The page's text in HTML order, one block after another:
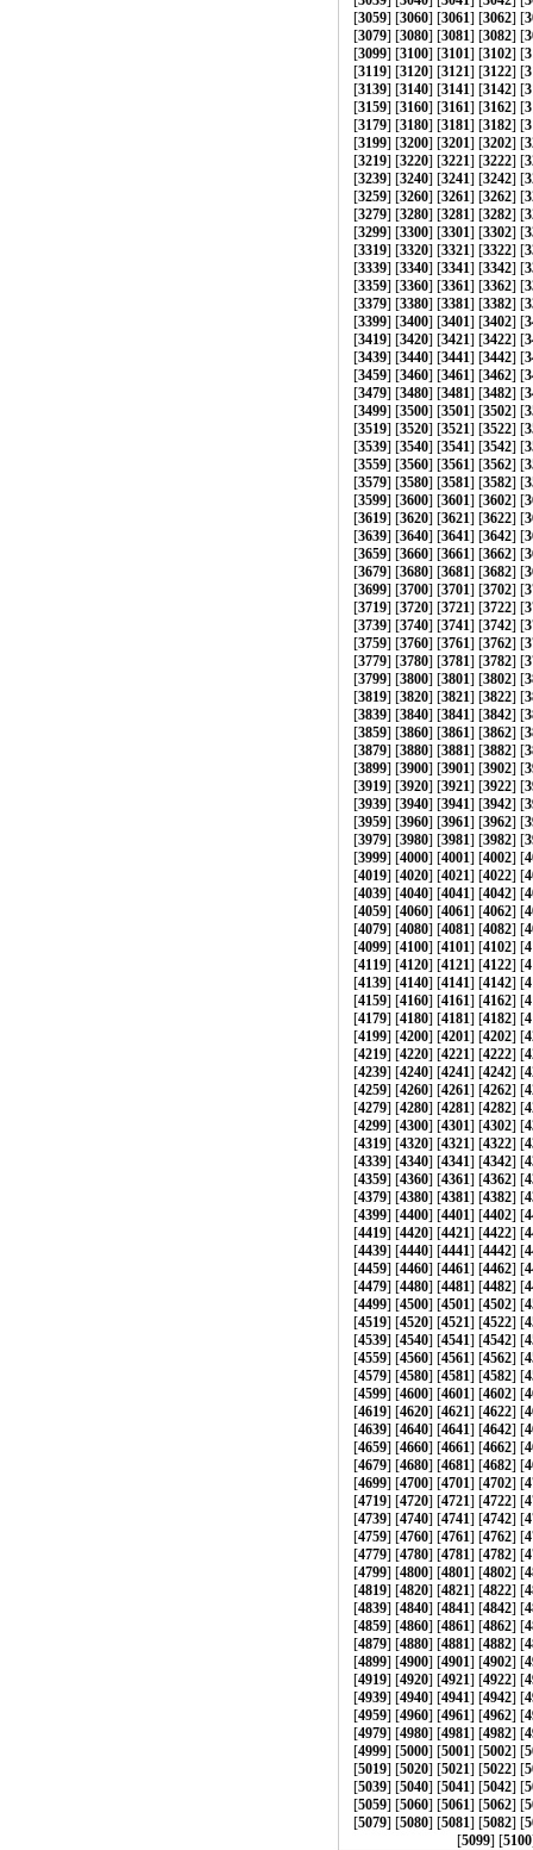
[3059] [3060] [3061] [3062] [
[3079] [3080] [3081] [3082] [
[3099] [3100] [3101] [3102] [
[3119] [3120] [3121] [3122] [
[3139] [3140] [3141] [3142] [
[3159] [3160] [3161] [3162] [
[3179] [3180] [3181] [3182] [
[3199] [3200] [3201] [3202] [
[3219] [3220] [3221] [3222] [
[3239] [3240] [3241] [3242] [
[3259] [3260] [3261] [3262] [
[3279] [3280] [3281] [3282] [
[3299] [3300] [3301] [3302] [
[3319] [3320] [3321] [3322] [
[3339] [3340] [3341] [3342] [
[3359] [3360] [3361] [3362] [
[3379] [3380] [3381] [3382] [
[3399] [3400] [3401] [3402] [
[3419] [3420] [3421] [3422] [
[3439] [3440] [3441] [3442] [
[3459] [3460] [3461] [3462] [
[3479] [3480] [3481] [3482] [
[3499] [3500] [3501] [3502] [
[3519] [3520] [3521] [3522] [
[3539] [3540] [3541] [3542] [
[3559] [3560] [3561] [3562] [
[3579] [3580] [3581] [3582] [
[3599] [3600] [3601] [3602] [
[3619] [3620] [3621] [3622] [
[3639] [3640] [3641] [3642] [
[3659] [3660] [3661] [3662] [
[3679] [3680] [3681] [3682] [
[3699] [3700] [3701] [3702] [
[3719] [3720] [3721] [3722] [
[3739] [3740] [3741] [3742] [
[3759] [3760] [3761] [3762] [
[3779] [3780] [3781] [3782] [
[3799] [3800] [3801] [3802] [
[3819] [3820] [3821] [3822] [
[3839] [3840] [3841] [3842] [
[3859] [3860] [3861] [3862] [
[3879] [3880] [3881] [3882] [
[3899] [3900] [3901] [3902] [
[3919] [3920] [3921] [3922] [
[3939] [3940] [3941] [3942] [
[3959] [3960] [3961] [3962] [
[3979] [3980] [3981] [3982] [
[3999] [4000] [4001] [4002] [
[4019] [4020] [4021] [4022] [
[4039] [4040] [4041] [4042] [
[4059] [4060] [4061] [4062] [
[4079] [4080] [4081] [4082] [
[4099] [4100] [4101] [4102] [
[4119] [4120] [4121] [4122] [
[4139] [4140] [4141] [4142] [
[4159] [4160] [4161] [4162] [
[4179] [4180] [4181] [4182] [
[4199] [4200] [4201] [4202] [
[4219] [4220] [4221] [4222] [
[4239] [4240] [4241] [4242] [
[4259] [4260] [4261] [4262] [
[4279] [4280] [4281] [4282] [
[4299] [4300] [4301] [4302] [
[4319] [4320] [4321] [4322] [
[4339] [4340] [4341] [4342] [
[4359] [4360] [4361] [4362] [
[4379] [4380] [4381] [4382] [
[4399] [4400] [4401] [4402] [
[4419] [4420] [4421] [4422] [
[4439] [4440] [4441] [4442] [
[4459] [4460] [4461] [4462] [
[4479] [4480] [4481] [4482] [
[4499] [4500] [4501] [4502] [
[4519] [4520] [4521] [4522] [
[4539] [4540] [4541] [4542] [
[4559] [4560] [4561] [4562] [
[4579] [4580] [4581] [4582] [
[4599] [4600] [4601] [4602] [
[4619] [4620] [4621] [4622] [
[4639] [4640] [4641] [4642] [
[4659] [4660] [4661] [4662] [
[4679] [4680] [4681] [4682] [
[4699] [4700] [4701] [4702] [
[4719] [4720] [4721] [4722] [
[4739] [4740] [4741] [4742] [
[4759] [4760] [4761] [4762] [
[4779] [4780] [4781] [4782] [
[4799] [4800] [4801] [4802] [
[4819] [4820] [4821] [4822] [
[4839] [4840] [4841] [4842] [
[4859] [4860] [4861] [4862] [
[4879] [4880] [4881] [4882] [
[4899] [4900] [4901] [4902] [
[4919] [4920] [4921] [4922] [
[4939] [4940] [4941] [4942] [
[4959] [4960] [4961] [4962] [
[4979] [4980] [4981] [4982] [
[4999] [5000] [5001] [5002] [
[5019] [5020] [5021] [5022] [
[5039] [5040] [5041] [5042] [
[5059] [5060] [5061] [5062] [
[5079] [5080] [5081] [5082] [
[5099] [5100